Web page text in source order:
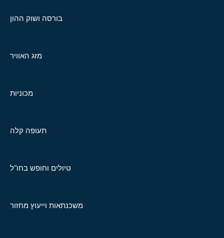
בורסה ושוק ההון
מזג האוויר
מכוניות
תעופה קלה
טיולים וחופש בחו"ל
משכנתאות וייעוץ מחזור